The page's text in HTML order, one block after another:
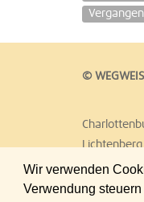
Wir verwenden
Verwendung
©
Lichtenberg
Treptow